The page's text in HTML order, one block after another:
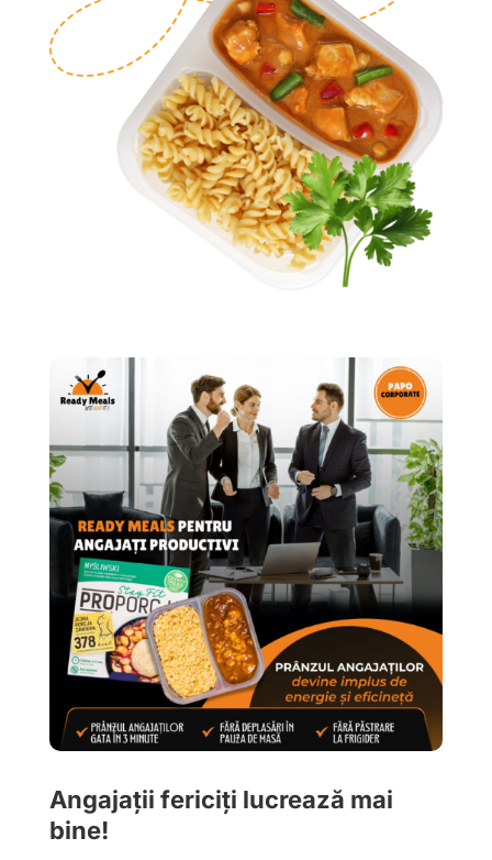
Angajații fericiți lucrează mai
bine!